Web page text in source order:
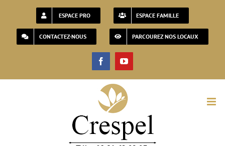
contenu
ESPACE PRO ESPACE FAMILLE
CONTACTEZ-NOUS PARCOUREZ NOS LOCAUX
FacebookYouTube